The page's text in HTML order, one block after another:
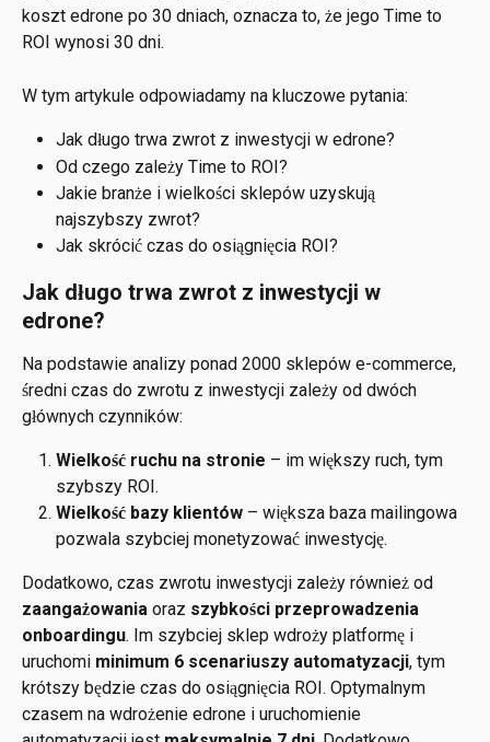
koszt edrone po 30 dniach, oznacza to, że jego Time to
ROI wynosi 30 dni.
W tym artykule odpowiadamy na kluczowe pytania:
Jak długo trwa zwrot z inwestycji w edrone?
Od czego zależy Time to ROI?
Jakie branże i wielkości sklepów uzyskują
najszybszy zwrot?
Jak skrócić czas do osiągnięcia ROI?
Jak długo trwa zwrot z inwestycji w
edrone?
Na podstawie analizy ponad 2000 sklepów e-commerce,
średni czas do zwrotu z inwestycji zależy od dwóch
głównych czynników:
Wielkość ruchu na stronie – im większy ruch, tym
szybszy ROI.
Wielkość bazy klientów – większa baza mailingowa
pozwala szybciej monetyzować inwestycję.
Dodatkowo, czas zwrotu inwestycji zależy również od
zaangażowania oraz szybkości przeprowadzenia
onboardingu. Im szybciej sklep wdroży platformę i
uruchomi minimum 6 scenariuszy automatyzacji, tym
krótszy będzie czas do osiągnięcia ROI. Optymalnym
czasem na wdrożenie edrone i uruchomienie